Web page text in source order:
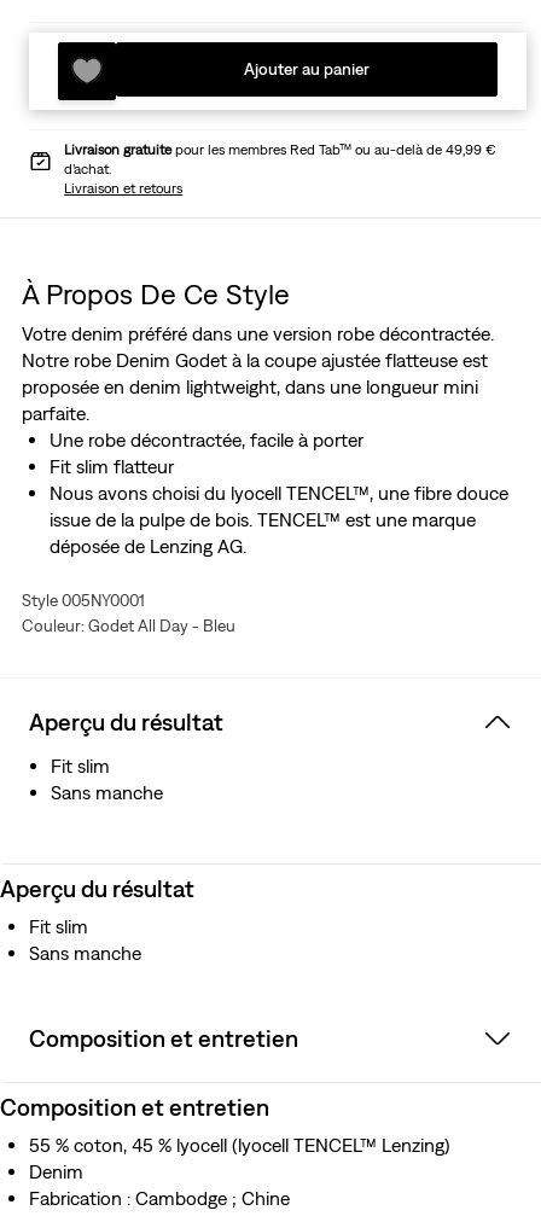
Ajouter au panier
Livraison gratuitepour les membres Red Tab™ ou au-delà de 49,99 €
d’achat.
Livraison et retours
À Propos De Ce Style
Votre denim préféré dans une version robe décontractée.
Notre robe Denim Godet à la coupe ajustée flatteuse est
proposée en denim lightweight, dans une longueur mini
parfaite.
Une robe décontractée, facile à porter
Fit slim flatteur
Nous avons choisi du lyocell TENCEL™, une fibre douce
issue de la pulpe de bois. TENCEL™ est une marque
déposée de Lenzing AG.
Style 005NY0001
Couleur: Godet All Day - Bleu
Aperçu du résultat
Fit slim
Sans manche
Aperçu du résultat
Fit slim
Sans manche
Composition et entretien
Composition et entretien
55 % coton, 45 % lyocell (lyocell TENCEL™ Lenzing)
Denim
Fabrication : Cambodge ; Chine